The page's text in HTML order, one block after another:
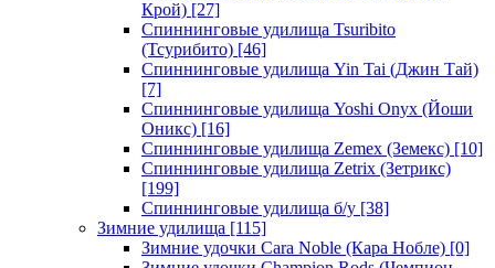
Крой) [27]
Спиннинговые удилища Tsuribito
(Тсурибито) [46]
Спиннинговые удилища Yin Tai (Джин Тай)
[7]
Спиннинговые удилища Yoshi Onyx (Йоши
Оникс) [16]
Спиннинговые удилища Zemex (Земекс) [10]
Спиннинговые удилища Zetrix (Зетрикс)
[199]
Спиннинговые удилища б/у [38]
Зимние удилища [115]
Зимние удочки Cara Noble (Кара Нобле) [0]